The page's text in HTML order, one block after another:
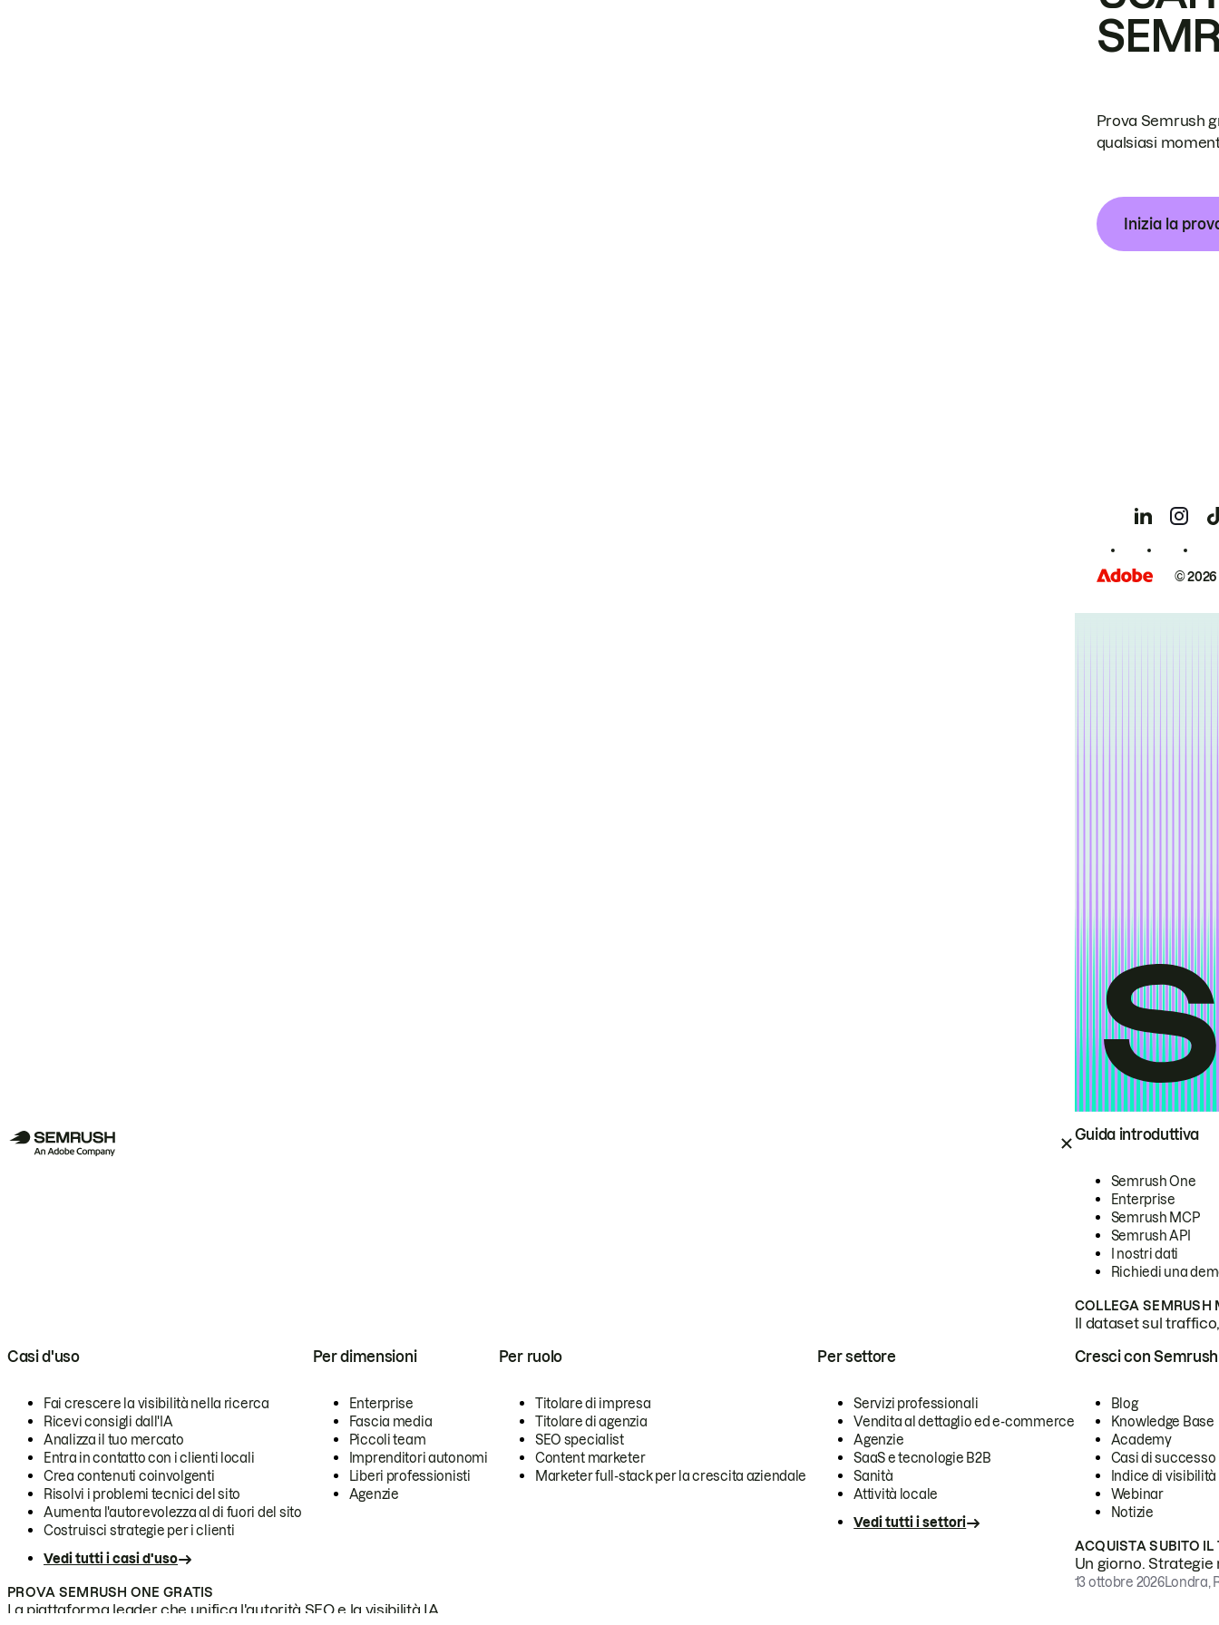
Guida introduttiva
Semrush One
Enterprise
Semrush MCP
Semrush API
I nostri dati
Richiedi una
COLLEGA SEMRUSH
Il dataset sul
Casi d'uso
Fai crescere la visibilità nella ricerca
Ricevi consigli dall'IA
Analizza il tuo mercato
Entra in contatto con i clienti locali
Crea contenuti coinvolgenti
Risolvi i problemi tecnici del sito
Aumenta l'autorevolezza al di fuori del sito
Costruisci strategie per i clienti
Vedi tutti i casi d'uso
Per dimensioni
Enterprise
Fascia media
Piccoli team
Imprenditori autonomi
Liberi professionisti
Agenzie
Per ruolo
Titolare di impresa
Titolare di agenzia
SEO specialist
Content marketer
Marketer full-stack per la crescita aziendale
Per settore
Servizi professionali
Vendita al dettaglio ed e-commerce
Agenzie
SaaS e tecnologie B2B
Sanità
Attività locale
Vedi tutti i settori
PROVA SEMRUSH ONE GRATIS
La piattaforma leader che unifica l'autorità SEO e la visibilità IA.
Cresci con Semrush
Blog
Knowledge Base
Academy
Casi di successo
Indice di visibilità
Webinar
Notizie
ACQUISTA SUBITO IL
Un giorno.
13 ottobre 2026Londra,
Prova Semrush
qualsiasi
Inizia la
©